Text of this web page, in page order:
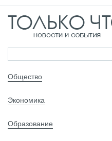
Общество
Экономика
Образование